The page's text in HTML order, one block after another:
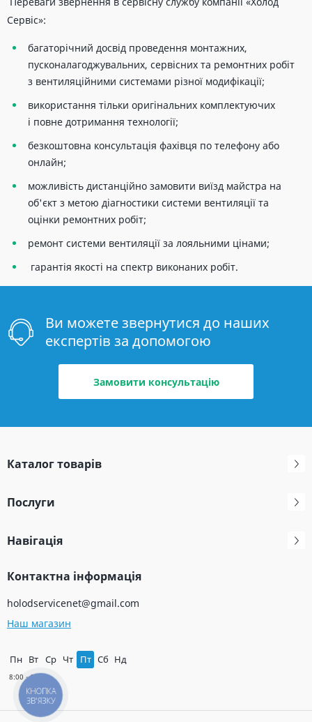
Сервіс»:
багаторічний досвід проведення монтажних,
пусконалагоджувальних, сервісних та ремонтних робіт
з вентиляційними системами різної модифікації;
використання тільки оригінальних комплектуючих
і повне дотримання технології;
безкоштовна консультація фахівця по телефону або
онлайн;
можливість дистанційно замовити виїзд майстра на
об'єкт з метою діагностики системи вентиляції та
оцінки ремонтних робіт;
ремонт системи вентиляції за лояльними цінами;
гарантія якості на спектр виконаних робіт.
Ви можете звернутися до наших
експертів за допомогою
Замовити консультацію
Каталог товарів
Послуги
Навігація
Контактна інформація
holodservicenet@gmail.com
Наш магазин
Пн Вт Ср Чт Пт Сб Нд
КНОПКА
ЗВ'ЯЗКУ